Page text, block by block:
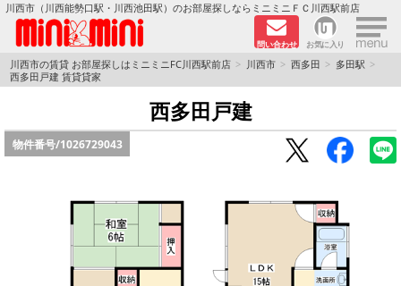
川西市（川西能勢口駅・川西池田駅）のお部屋探しならミニミニＦＣ川西駅前店
問い合わせ お気に入り ×
TOPページ
ペットOKの物件
路線·駅から探す
地域から探す
川西市の賃貸 お部屋探しはミニミニFC川西駅前店 川西市 西多田
多田駅
西多田戸建 賃貸貸家
西多田戸建
物件番号/1026729043